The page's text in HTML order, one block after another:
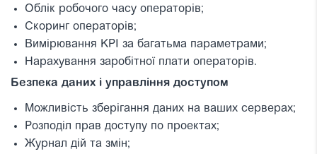
Облік робочого часу операторів;
Скоринг операторів;
Вимірювання KPI за багатьма параметрами;
Нарахування заробітної плати операторів.
Безпека даних і управління доступом
Можливість зберігання даних на ваших серверах;
Розподіл прав доступу по проектах;
Журнал дій та змін;